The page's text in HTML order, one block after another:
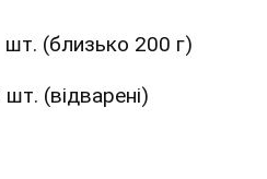
шт. (близько 200 г)
(відварені)